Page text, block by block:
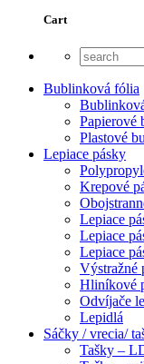
Cart
Bublinková fólia
Papierové
Plastové
Lepiace pásky
Krepové
Lepiace
Lepiace
Lepiace
Výstražné
Hliníkové
Odvíjače
Lepidlá
Sáčky / vrecia/
Tašky –